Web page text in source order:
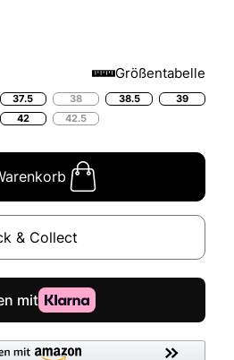
Größentabelle
37.5 38 38.5
39
42 42.5
& Collect